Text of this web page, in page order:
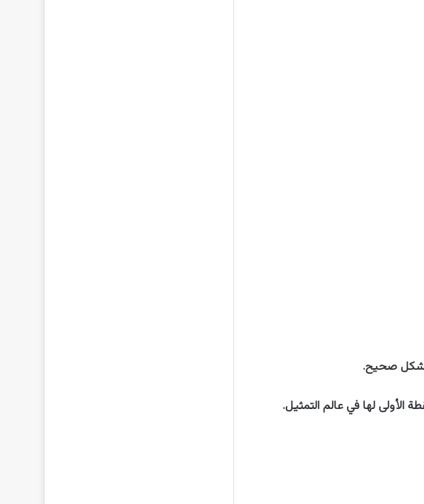
بشكل صحيح.
الأولى لها في عالم التمثيل.